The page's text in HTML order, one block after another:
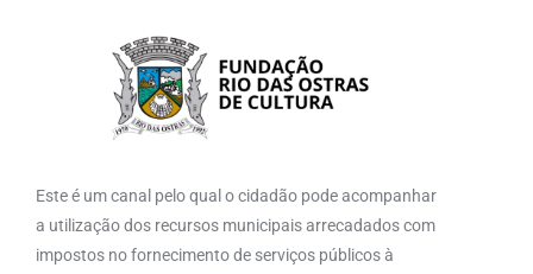
Este é um canal pelo qual o cidadão pode acompanhar
a utilização dos recursos municipais arrecadados com
impostos no fornecimento de serviços públicos à